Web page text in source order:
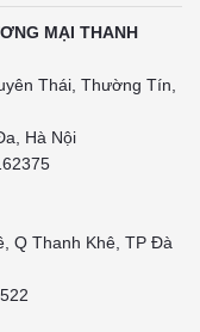
MẠI THANH
Thái, Thường Tín,
Hà Nội
Q Thanh Khê, TP Đà